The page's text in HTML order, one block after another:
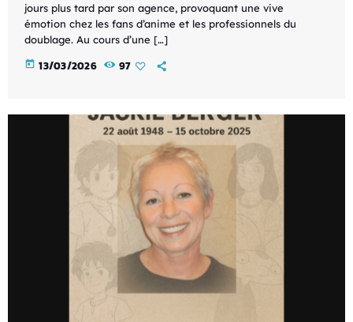
jours plus tard par son agence, provoquant une vive
émotion chez les fans d’anime et les professionnels du
doublage. Au cours d’une […]
today 13/03/2026 97